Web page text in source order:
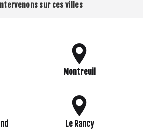
sur ces villes
Montreuil
Le Rancy